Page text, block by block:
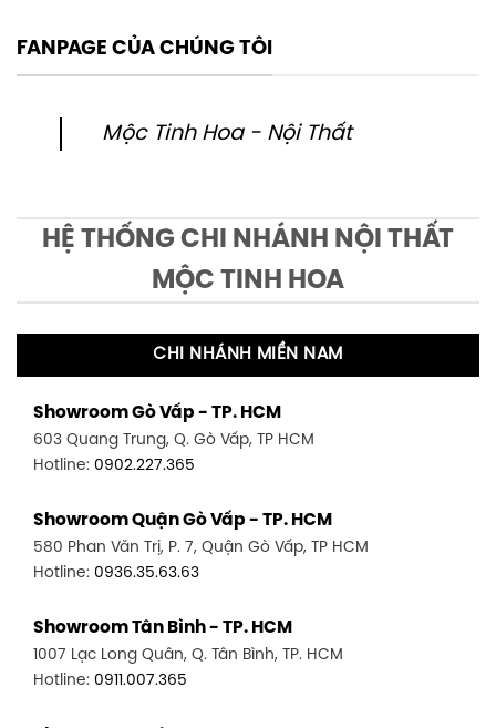
FANPAGE CỦA CHÚNG TÔI
Mộc Tinh Hoa - Nội Thất
HỆ THỐNG CHI NHÁNH NỘI THẤT
MỘC TINH HOA
CHI NHÁNH MIỀN NAM
Showroom Gò Vấp - TP. HCM
603 Quang Trung, Q. Gò Vấp, TP HCM
Hotline: 0902.227.365
Showroom Quận Gò Vấp - TP. HCM
580 Phan Văn Trị, P. 7, Quận Gò Vấp, TP HCM
Hotline: 0936.35.63.63
Showroom Tân Bình - TP. HCM
1007 Lạc Long Quân, Q. Tân Bình, TP. HCM
Hotline: 0911.007.365